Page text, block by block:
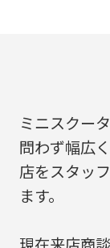
ミニスクー
問わず幅広
店をスタッ
ます。